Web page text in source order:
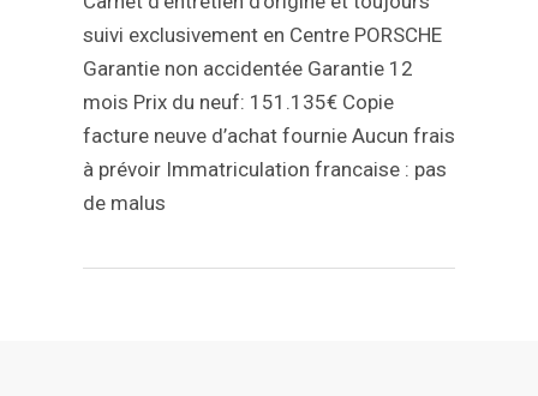
suivi exclusivement en Centre PORSCHE
Garantie non accidentée Garantie 12
mois Prix du neuf: 151.135€ Copie
facture neuve d’achat fournie Aucun frais
à prévoir Immatriculation francaise : pas
de malus